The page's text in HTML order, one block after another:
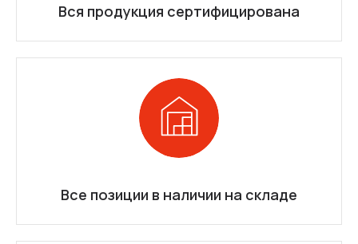
Вся продукция сертифицирована
Все позиции в наличии на складе